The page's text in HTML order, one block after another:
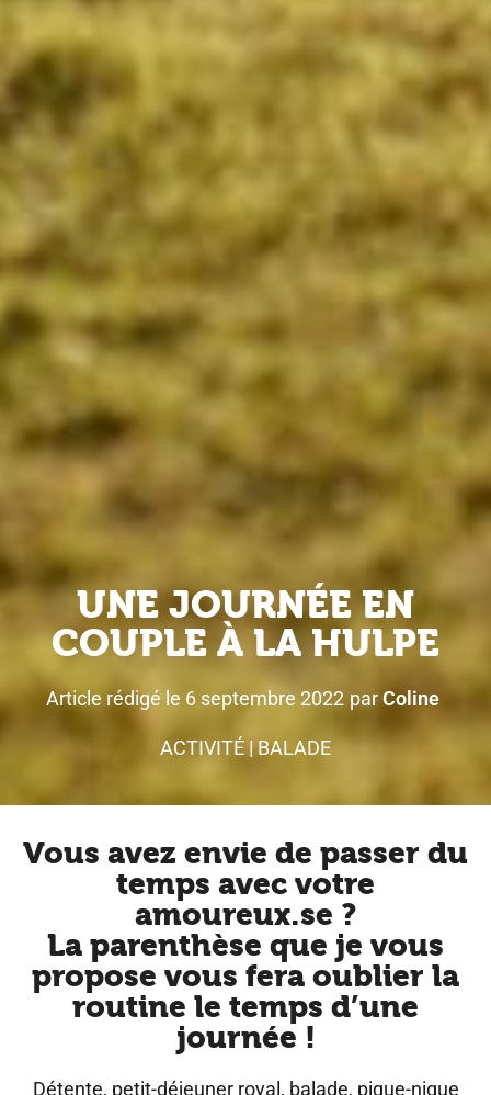
UNE JOURNÉE EN
COUPLE À LA HULPE
Article rédigé le 6 septembre 2022 parColine
ACTIVITÉ | BALADE
Vous avez envie de passer du
temps avec votre
amoureux.se ?
La parenthèse que je vous
propose vous fera oublier la
routine le temps d’une
journée !
Détente, petit-déjeuner royal, balade, pique-nique